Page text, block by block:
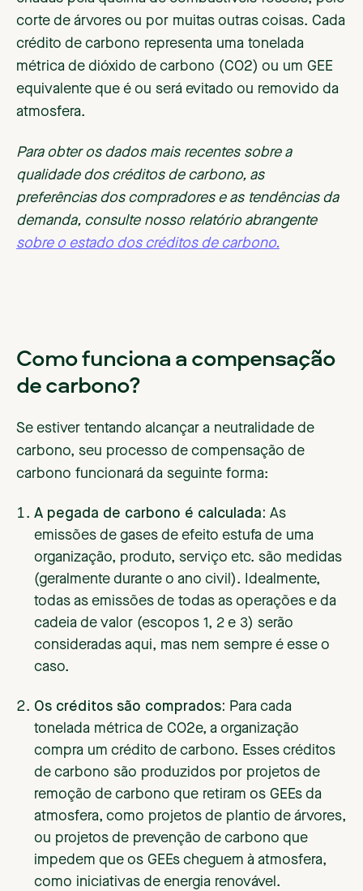
corte de árvores ou por muitas outras coisas. Cada
crédito de carbono representa uma tonelada
métrica de dióxido de carbono (CO2) ou um GEE
equivalente que é ou será evitado ou removido da
atmosfera.
Para obter os dados mais recentes sobre a
qualidade dos créditos de carbono, as
preferências dos compradores e as tendências da
demanda, consulte nosso relatório abrangente
sobre o estado dos créditos de carbono.
Como funciona a compensação
de carbono?
Se estiver tentando alcançar a neutralidade de
carbono, seu processo de compensação de
carbono funcionará da seguinte forma:
A pegada de carbono é calculada:As
emissões de gases de efeito estufa de uma
organização, produto, serviço etc. são medidas
(geralmente durante o ano civil). Idealmente,
todas as emissões de todas as operações e da
cadeia de valor (escopos 1, 2 e 3) serão
consideradas aqui, mas nem sempre é esse o
caso.
Os créditos são comprados: Para cada
tonelada métrica de CO2e, a organização
compra um crédito de carbono. Esses créditos
de carbono são produzidos por projetos de
remoção de carbono que retiram os GEEs da
atmosfera, como projetos de plantio de árvores,
ou projetos de prevenção de carbono que
impedem que os GEEs cheguem à atmosfera,
como iniciativas de energia renovável.